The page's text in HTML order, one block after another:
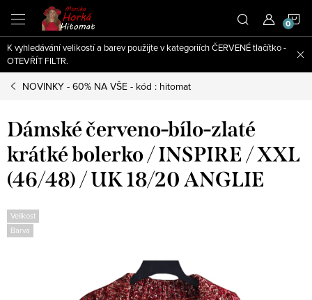
obsah
K vyhledávání velikostí a barev použijte v kategoriích ČERVENÉ tlačítko -
OTEVŘÍT FILTR.
NOVINKY - 60% NA VŠE - kód : hitomat
Dámské červeno-bílo-zlaté
krátké bolerko / INSPIRE / XXL
(46/48) / UK 18/20 ANGLIE
Velikost
Barva